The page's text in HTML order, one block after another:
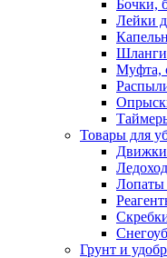
Бочки,
Лейки
Шланги
Муфта,
Товары для
Движки
Лопаты
Грунт и